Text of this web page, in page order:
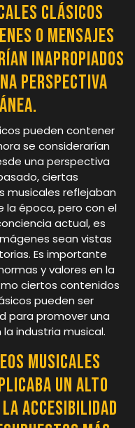
clásicos
o mensajes
inapropiados
perspectiva
pueden contener
se considerarían
una perspectiva
ciertas
musicales reflejaban
la época, pero con el
actual, es
sean vistas
Es importante
y valores en la
ciertos contenidos
pueden ser
para promover una
industria musical.
musicales
un alto
accesibilidad